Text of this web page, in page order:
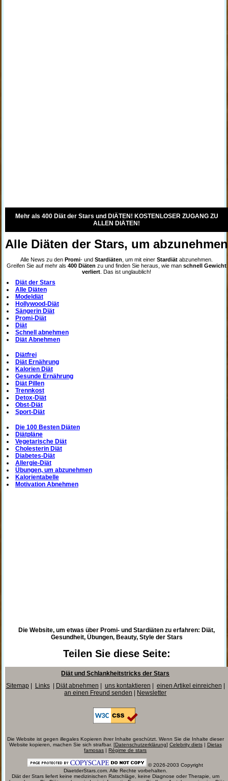
Mehr als 400 Diät der Stars und DIÄTEN! KOSTENLOSER ZUGANG ZU
ALLEN DIÄTEN!
Alle Diäten der Stars, um abzunehmen
Alle News zu denPromi- undStardiäten , um mit einerStardiät abzunehmen.
Greifen Sie auf mehr als400 Diäten zu und finden Sie heraus, wie manschnell Gewicht
verliert . Das ist unglaublich!
Diät der Stars
Alle Diäten
Modeldiät
Hollywood-Diät
Sängerin Diät
Promi-Diät
Diät
Schnell abnehmen
Diät Abnehmen
Diätfrei
Diät Ernährung
Kalorien Diät
Gesunde Ernährung
Diät Pillen
Trennkost
Detox-Diät
Obst-Diät
Sport-Diät
Die 100 Besten Diäten
Diätpläne
Vegetarische Diät
Cholesterin Diät
Diabetes-Diät
Allergie-Diät
Übungen, um abzunehmen
Kalorientabelle
Motivation Abnehmen
Die Website, um etwas über Promi- und Stardiäten zu erfahren: Diät,
Gesundheit, Übungen, Beauty, Style der Stars
Teilen Sie diese Seite:
Diät und Schlankheitstricks der Stars
Sitemap| Links| Diät abnehmen uns kontaktieren einen Artikel einreichen
an einen Freund senden
Newsletter
Die Website ist gegen illegales Kopieren ihrer Inhalte geschützt. Wenn Sie die Inhalte dieser
Website kopieren, machen Sie sich strafbar. [Datenschutzerklärung] Celebrity diets| Dietas
famosas |Régime de stars
© 2026-2003 Copyright
DiaetderStars.com. Alle Rechte vorbehalten.
Diät der Stars liefert keine medizinischen Ratschläge, keine Diagnose oder Therapie, um